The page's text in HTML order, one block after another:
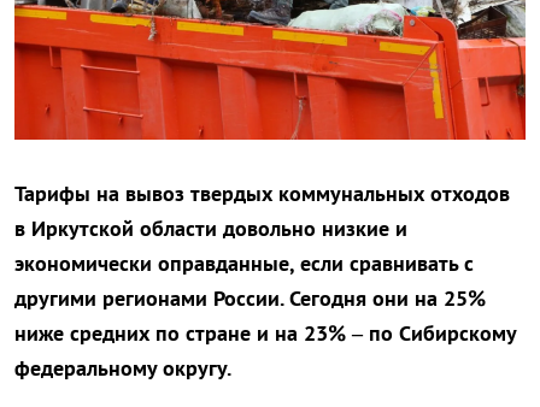
Тарифы на вывоз твердых коммунальных отходов
в Иркутской области довольно низкие и
экономически оправданные, если сравнивать с
другими регионами России. Сегодня они на 25%
ниже средних по стране и на 23% – по Сибирскому
федеральному округу.